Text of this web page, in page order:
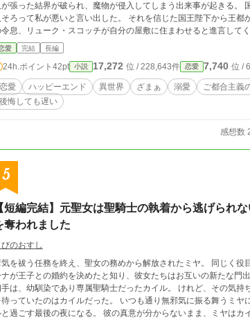
張った結界が破られ、魔物が侵入してしまう出来事が起きる。
ろって私が悪いと言い出した。 それを信じた国王陛下から王
息、リューク・スコッチが自分の屋敷に住まわせると進言して
スコッチ領内、もしくは旅先でのみ聖女だった頃にしていた事
だった聖女達の粗がどんどん見え始め、私を嫌っていたはず
の世界観であり、設定も緩くご都合主義です。魔法も存在しま
お読み下さいませ。 ※クズがいますので、ご注意下さい。
愛 完結 長編
24h.ポイント 42pt 小説 17,272 位 / 228,643件 恋愛 7,740 位 /
恋愛 ハッピーエンド 異世界 ざまぁ 溺愛 ご都合主義
後悔しても遅い
感想数
5
短編完結】元聖女は聖騎士の執着から逃げられ
奪われました
のおすし
を祓う任務を終え、聖女の務めから解放されたミヤ。 同じく
が王子との婚約を決めたと知り、彼女たちはお互いの新たな門出を祝い合う。 ミヤには、ずっと心に秘め
は、幼馴染であり専属聖騎士だったカイル。 けれど、その気持ちを告げるつもりはな
待っていたのはカイルだった。 いつも通り無邪気に振る舞うミ
過ごす最後の夜になる。 彼の真意が分からないまま、ミヤはカイルを受け入れた。 元聖女と幼馴